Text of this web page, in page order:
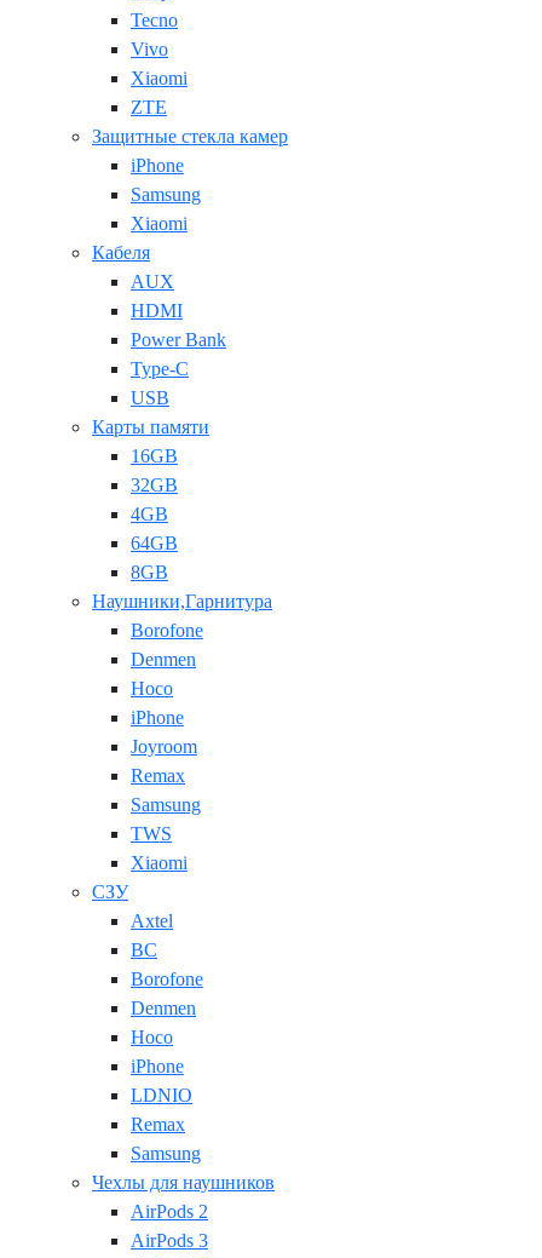
Tecno
Vivo
Xiaomi
ZTE
Защитные стекла камер
iPhone
Samsung
Xiaomi
Кабеля
AUX
HDMI
Power Bank
Type-C
USB
Карты памяти
16GB
32GB
4GB
64GB
8GB
Наушники,Гарнитура
Borofone
Denmen
Hoco
iPhone
Joyroom
Remax
Samsung
TWS
Xiaomi
СЗУ
Axtel
BC
Borofone
Denmen
Hoco
iPhone
LDNIO
Remax
Samsung
Чехлы для наушников
AirPods 2
AirPods 3